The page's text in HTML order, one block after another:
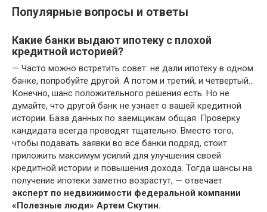
Популярные вопросы и ответы
Какие банки выдают ипотеку с плохой
кредитной историей?
— Часто можно встретить совет: не дали ипотеку в одном
банке, попробуйте другой. А потом и третий, и четвертый…
Конечно, шанс положительного решения есть. Но не
думайте, что другой банк не узнает о вашей кредитной
истории. База данных по заемщикам общая. Проверку
кандидата всегда проводят тщательно. Вместо того,
чтобы подавать заявки во все банки подряд, стоит
приложить максимум усилий для улучшения своей
кредитной истории и повышения дохода. Тогда шансы на
получение ипотеки заметно возрастут, — отвечает
эксперт по недвижимости федеральной компании
«Полезные люди» Артем Скутин.